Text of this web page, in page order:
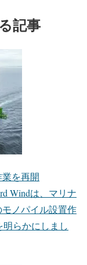
記事
業を再開
Windは、マリナ
モノパイル設置作
明らかにしまし